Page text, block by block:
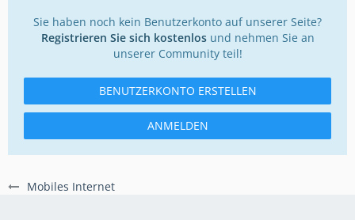
Mobiles Internet
Sie haben noch kein Benutzerkonto auf unserer Seite?
Registrieren Sie sich kostenlosund nehmen Sie an
unserer Community teil!
BENUTZERKONTO ERSTELLEN
ANMELDEN